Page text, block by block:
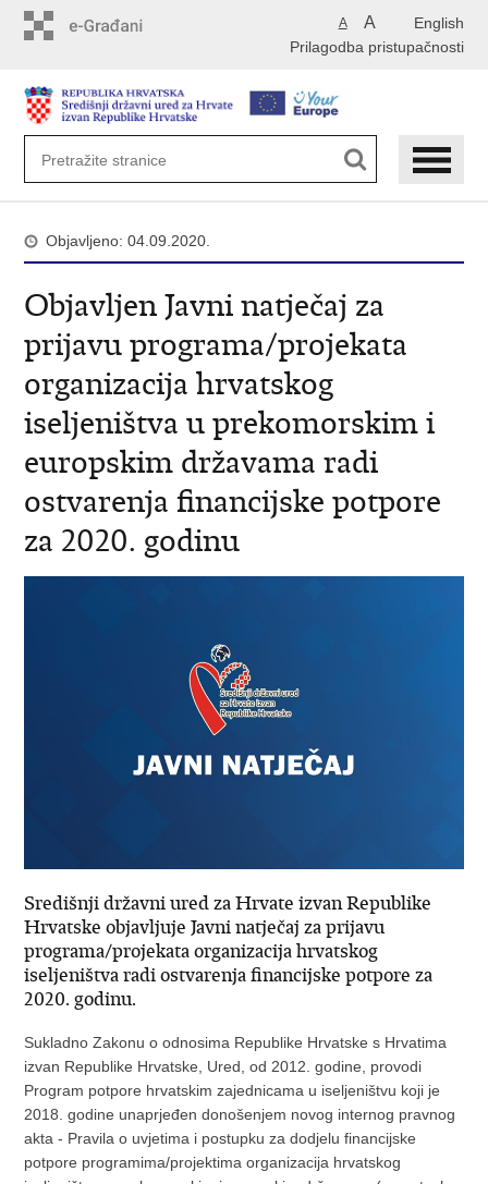
English
A A
Prilagodba pristupačnosti
Objavljeno: 04.09.2020.
Objavljen Javni natječaj za
prijavu programa/projekata
organizacija hrvatskog
iseljeništva u prekomorskim i
europskim državama radi
ostvarenja financijske potpore
za 2020. godinu
Središnji državni ured za Hrvate izvan Republike
Hrvatske objavljuje Javni natječaj za prijavu
programa/projekata organizacija hrvatskog
iseljeništva radi ostvarenja financijske potpore za
2020. godinu.
Sukladno Zakonu o odnosima Republike Hrvatske s Hrvatima
izvan Republike Hrvatske, Ured, od 2012. godine, provodi
Program potpore hrvatskim zajednicama u iseljeništvu koji je
2018. godine unaprjeđen donošenjem novog internog pravnog
akta - Pravila o uvjetima i postupku za dodjelu financijske
potpore programima/projektima organizacija hrvatskog